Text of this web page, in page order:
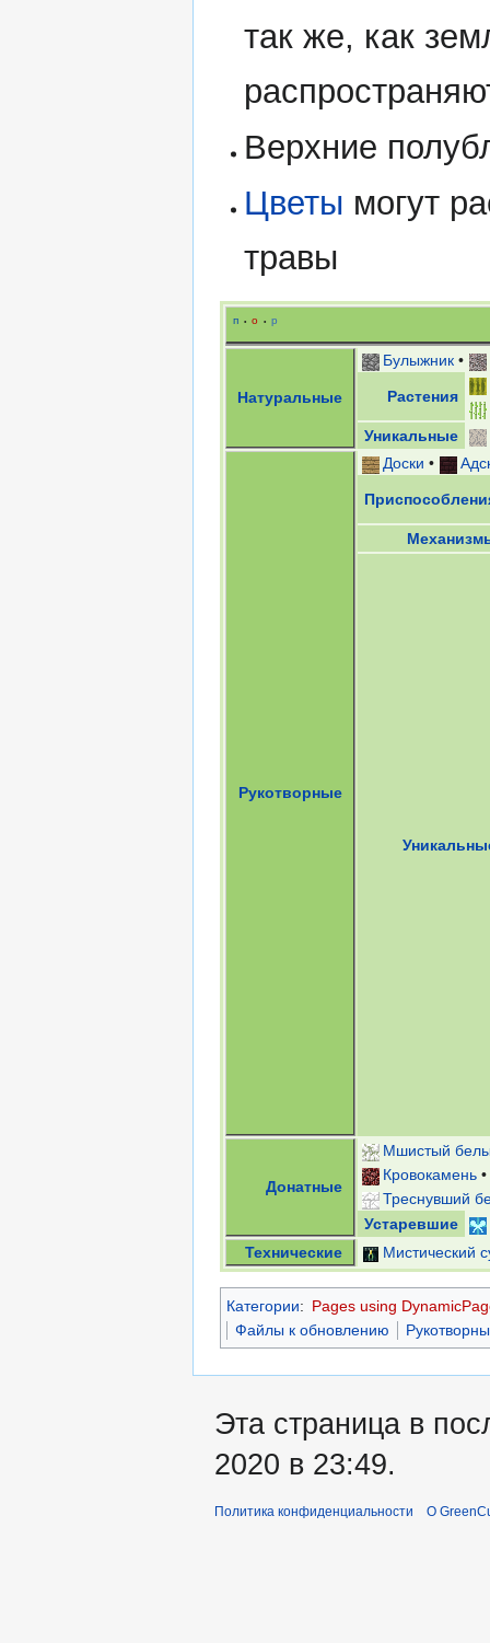
так же, как
Верхние
Цветы могут
травы
п • о • р
Натуральные
Булыжник •
Растения
Уникальные
Рукотворные
Доски •
Донатные
Мшистый
Кровокамень
Треснувший
Устаревшие
Технические
Мистический
Категории: Pages using
Файлы к обновлению
Эта страница в
2020 в 23:49.
Политика конфиденциальности О